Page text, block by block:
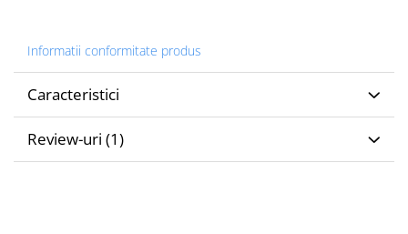
Informatii conformitate produs
Caracteristici
Review-uri (1)